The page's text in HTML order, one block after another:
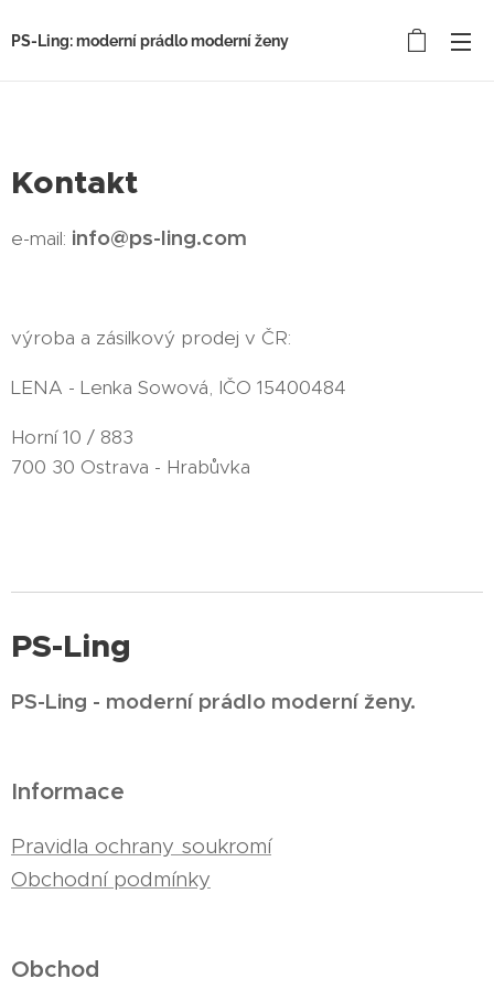
PS-Ling: moderní prádlo moderní ženy
Kontakt
e-mail: info@ps-ling.com
výroba a zásilkový prodej v ČR:
LENA - Lenka Sowová, IČO 15400484
Horní 10 / 883
700 30 Ostrava - Hrabůvka
PS-Ling
PS-Ling - moderní prádlo moderní ženy.
Informace
Pravidla ochrany soukromí
Obchodní podmínky
Obchod